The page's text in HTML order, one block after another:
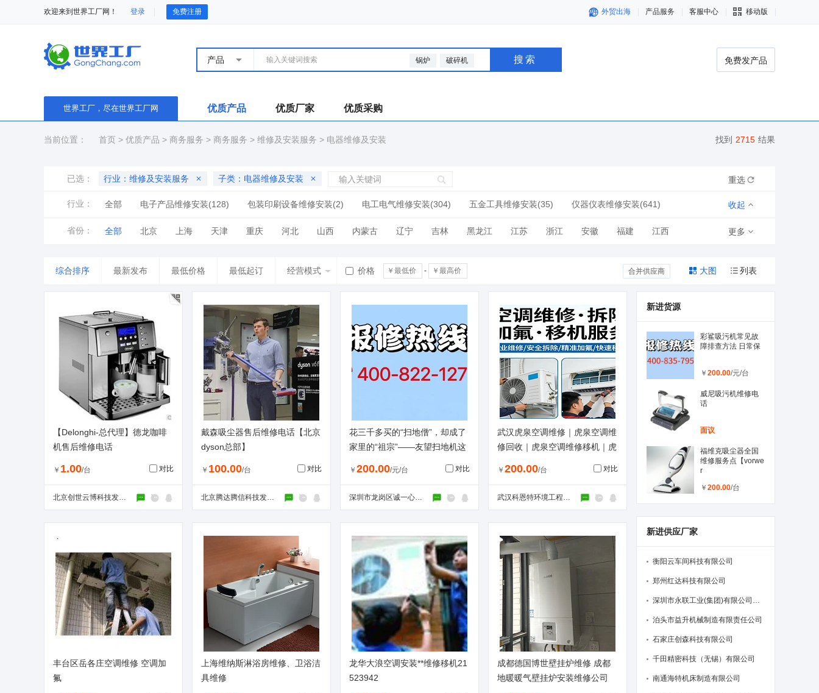
欢迎来到世界工厂网！ 登录 免费注册 外贸出海 产品服务 客服中心 移动版
产品 搜索
锅炉 破碎机 免费发产品
世界工厂，尽在世界工厂网 优质产品 优质厂家 优质采购
当前位置： 首页 > 优质产品 > 商务服务 > 商务服务 > 维修及安装服务 > 电器维修及安装 找到 2715 结果
已选： 行业：维修及安装服务 子类：电器维修及安装 重选
行业： 全部 电子产品维修安装(128) 包装印刷设备维修安装(2) 电工电气维修安装(304) 五金工具维修安装(35) 仪器仪表维修安装(641)
通信产品维修安装(53) 家具维修(38) 数码及电脑维修安装(305) 建筑安装维修(932) 汽车及配件维修安装(99) 机械设备维修安装(442)
收起
省份： 全部 北京 上海 天津 重庆 河北 山西 内蒙古 辽宁 吉林 黑龙江 江苏 浙江 安徽 福建 江西
台湾 香港 澳门
更多
合并供应商 列表
大图
综合排序 最新发布 最低价格 最低起订 经营模式 价格 -
【Delonghi-总代理】德龙咖啡
机售后维修电话
￥ 1.00/台 对比
北京创世云博科技发展有限公司
戴森吸尘器售后维修电话【北京
dyson总部】
￥ 100.00/台 对比
北京腾达腾信科技发展有限公司
花三千多买的“扫地僧”，却成了
家里的“祖宗”——友望扫地机这
￥ 200.00/元/台 对比
深圳市龙岗区诚一心家电维修店（个体工商户）
武汉虎泉空调维修｜虎泉空调维
修回收｜虎泉空调维修移机｜虎
境当天上门完工
￥ 200.00/台 对比
武汉科恩特环境工程有限公司
丰台区岳各庄空调维修 空调加
氟
上海维纳斯淋浴房维修、卫浴洁
具维修
龙华大浪空调安装**维修移机21
523942
成都德国博世壁挂炉维修 成都
地暖暖气壁挂炉安装维修公司
新进货源
彩鲨吸污机常见故
障排查方法 日常保
￥ 200.00/元/台
威尼吸污机维修电
话
面议
福维克吸尘器全国
维修服务点【vorwe
r
￥ 200.00/台
新进供应厂家
衡阳云车间科技有限公司
郑州红达科技有限公司
深圳市永联工业(集团)有限公司东莞分
泊头市益升机械制造有限责任公司
石家庄创森科技有限公司
千田精密科技（无锡）有限公司
南通海特机床制造有限公司